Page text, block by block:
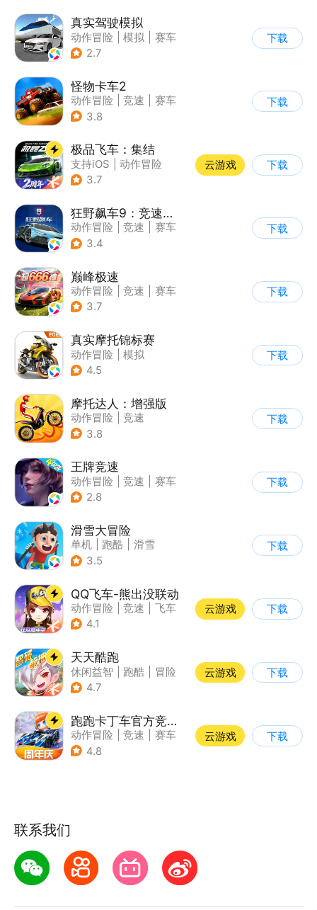
真实驾驶模拟
动作冒险 模拟
赛车
| 漂移
2.7
下载
怪物卡车2
动作冒险 竞速
赛车
| 卡通
3.8
下载
极品飞车：集结
支持iOS
动作冒险
| 竞速
3.7
云游戏 下载
狂野飙车9：竞速传奇
动作冒险 竞速
赛车
| 狂野飙车
3.4
下载
巅峰极速
动作冒险 竞速
赛车
| 漂移
3.7
下载
真实摩托锦标赛
动作冒险
模拟
| 摩托车
4.5
下载
摩托达人：增强版
动作冒险
竞速
| 摩托车
3.8
下载
王牌竞速
动作冒险 竞速
赛车
| 漂移
2.8
下载
滑雪大冒险
单机 跑酷
滑雪
| 游道易
3.5
下载
QQ飞车-熊出没联动
动作冒险 竞速
飞车
| 漂移
4.1
云游戏 下载
天天酷跑
休闲益智 跑酷
冒险
| 萌系
4.7
云游戏 下载
跑跑卡丁车官方竞速版
动作冒险 竞速
赛车
| 跑跑卡丁车
4.8
云游戏 下载
联系我们